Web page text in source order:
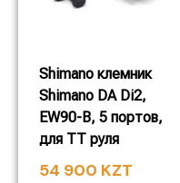
Shimano клемник
Shimano DA Di2,
EW90-B, 5 портов,
для TT руля
54 900 KZT